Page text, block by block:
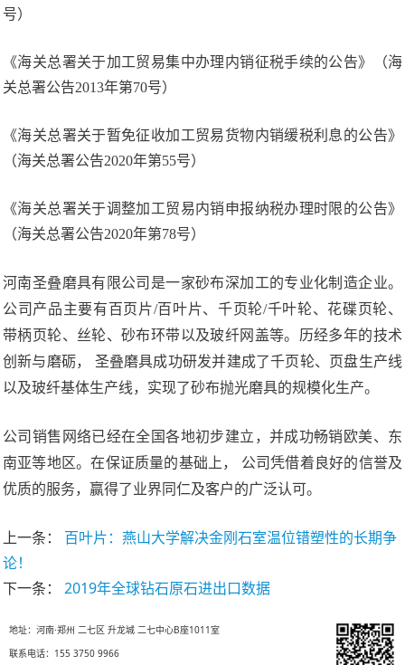
号）
《海关总署关于加工贸易集中办理内销征税手续的公告》（海
关总署公告2013年第70号）
《海关总署关于暂免征收加工贸易货物内销缓税利息的公告》
（海关总署公告2020年第55号）
《海关总署关于调整加工贸易内销申报纳税办理时限的公告》
（海关总署公告2020年第78号）
河南圣叠磨具有限公司是一家砂布深加工的专业化制造企业。
公司产品主要有百页片/百叶片、千页轮/千叶轮、花碟页轮、
带柄页轮、丝轮、砂布环带以及玻纤网盖等。历经多年的技术
创新与磨砺， 圣叠磨具成功研发并建成了千页轮、页盘生产线
以及玻纤基体生产线，实现了砂布抛光磨具的规模化生产。
公司销售网络已经在全国各地初步建立，并成功畅销欧美、东
南亚等地区。在保证质量的基础上， 公司凭借着良好的信誉及
优质的服务，赢得了业界同仁及客户的广泛认可。
上一条：
百叶片：燕山大学解决金刚石室温位错塑性的长期争
论！
下一条：
2019年全球钻石原石进出口数据
地址：河南·郑州 二七区 升龙城 二七中心B座1011室
联系电话：155 3750 9966